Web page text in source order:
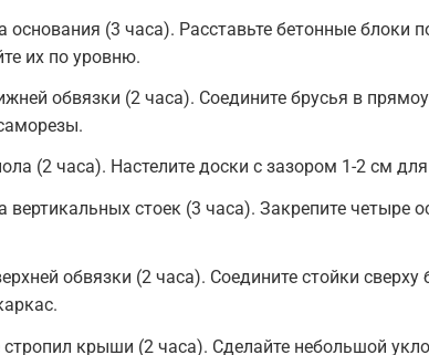
основания (3 часа). Расставьте бетонные блоки
их по уровню.
обвязки (2 часа). Соедините брусья в
(2 часа). Настелите доски с зазором 1-2 см
вертикальных стоек (3 часа). Закрепите четыре
обвязки (2 часа). Соедините стойки сверху
стропил крыши (2 часа). Сделайте небольшой